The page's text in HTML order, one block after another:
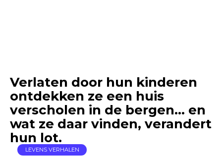
Verlaten door hun kinderen
ontdekken ze een huis
verscholen in de bergen… en
wat ze daar vinden, verandert
hun lot.
LEVENS VERHALEN